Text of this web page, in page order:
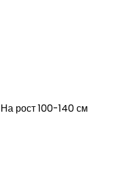
рост 100-140 см